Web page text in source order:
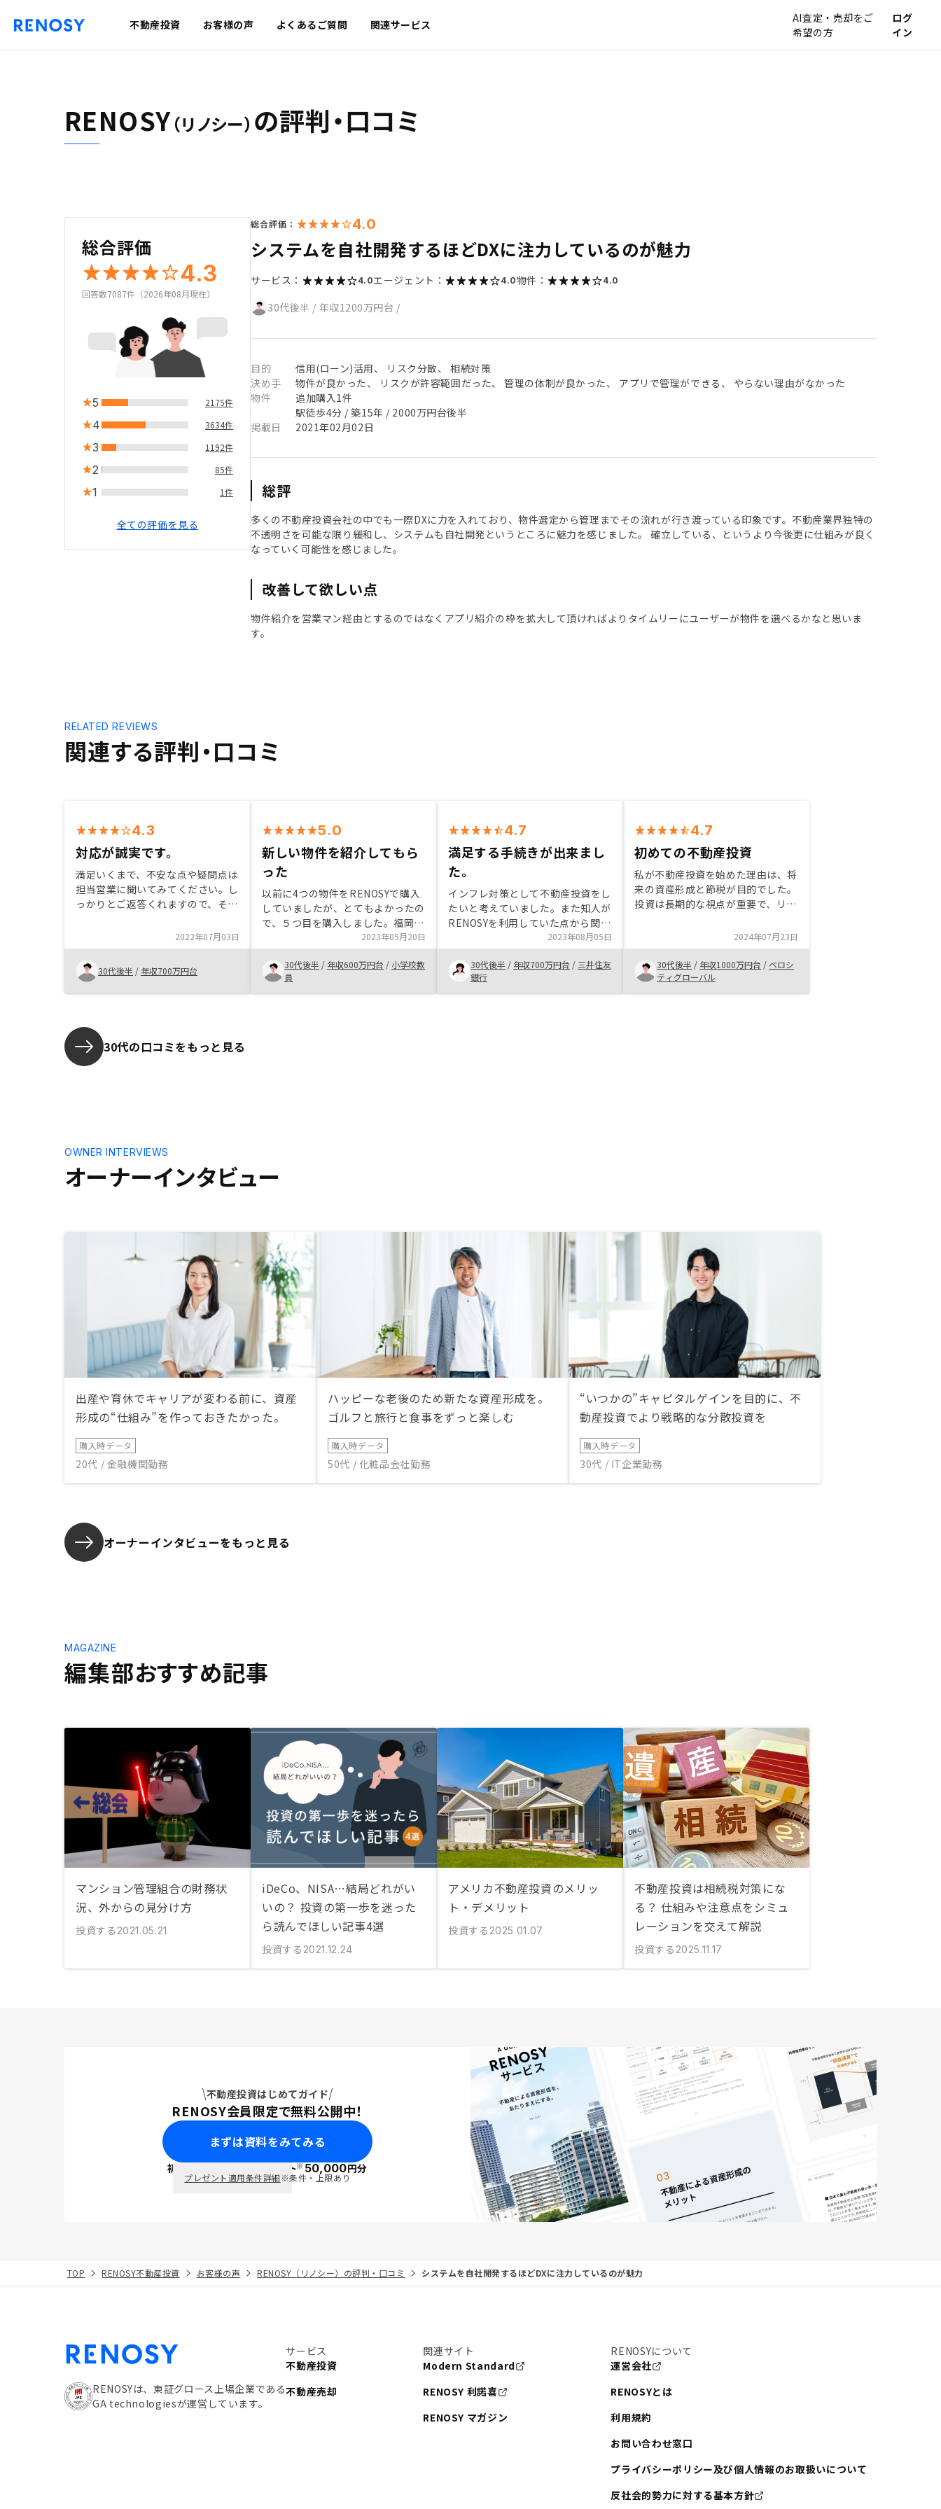
不動産投資 お客様の声 よくあるご質問 関連サービス
AI査定・売却をご
希望の方
ログ
イン
RENOSY（リノシー） の評判・口コミ
総合評価
4.3
回答数7087件（2026年08月現在）
5 2175件
4 3634件
3 1192件
2 85件
1 1件
全ての評価を見る
総合評価： 4.0
システムを自社開発するほどDXに注力しているのが魅力
サービス： 4.0エージェント： 4.0物件： 4.0
30代後半 / 年収1200万円台 /
目的
信用(ローン)活用、 リスク分散、 相続対策
決め手
物件が良かった、 リスクが許容範囲だった、 管理の体制が良かった、 アプリで管理ができる、 やらない理由がなかった
物件
追加購入1件
駅徒歩4分 / 築15年 / 2000万円台後半
掲載日
2021年02月02日
総評
多くの不動産投資会社の中でも一際DXに力を入れており、物件選定から管理までその流れが行き渡っている印象です。不動産業界独特の
不透明さを可能な限り緩和し、システムも自社開発というところに魅力を感じました。 確立している、というより今後更に仕組みが良く
なっていく可能性を感じました。
改善して欲しい点
物件紹介を営業マン経由とするのではなくアプリ紹介の枠を拡大して頂ければよりタイムリーにユーザーが物件を選べるかなと思いま
す。
関連する評判・口コミ
RELATED REVIEWS
4.3
対応が誠実です。
満足いくまで、不安な点や疑問点は
担当営業に聞いてみてください。し
っかりとご返答くれますので、それ
いと言うことで自分の理解が深まり
ます。何となく、そうなんですねと
返答しがちですが、それってどうい
うことなんですか？とどんどん掘り
下げてみてください。リノシーの営
し悪しのポイントをしっかり教えて
ほしい。
2022年07月03日
30代後半 / 年収700万円台
5.0
新しい物件を紹介してもら
った
以前に4つの物件をRENOSYで購入
していましたが、とてもよかったの
で、５つ目を購入しました。福岡，
東京は持っていたので、今度は、大
阪にいい物件があったので、購入し
ました。ちょうどボーナスも入り、
購入しようか検討していたときに、
担当の方からご提案をいただいたの
2023年05月20日
30代後半 / 年収600万円台 / 小学校教
員
4.7
満足する手続きが出来まし
た。
インフレ対策として不動産投資をし
たいと考えていました。また知人が
RENOSYを利用していた点から関心
を持ち、面談をさせて頂きました。
ご担当者の対応や、アプリを使った
スムーズな事務手続き、紹介して頂
ける物件の豊富さからもRENOSYで
購入して満足しています。メールア
2023年08月05日
30代後半 / 年収700万円台 / 三井住友
銀行
4.7
初めての不動産投資
私が不動産投資を始めた理由は、将
来の資産形成と節税が目的でした。
投資は長期的な視点が重要で、リス
いていくことが大切だと考えまし
た。 RENOSYでの購入を決めた理
由は、以下の点が魅力的だったから
です。 物件の質が高く、入居者ニ
ーズにマッチした改修がなされてい
2024年07月23日
30代後半 / 年収1000万円台 / ベロシ
ティグローバル
30代の口コミをもっと見る
オーナーインタビュー
OWNER INTERVIEWS
出産や育休でキャリアが変わる前に、資産
形成の“仕組み”を作っておきたかった。
購入時データ
20代 / 金融機関勤務
ハッピーな老後のため新たな資産形成を。
ゴルフと旅行と食事をずっと楽しむ
購入時データ
50代 / 化粧品会社勤務
“いつかの”キャピタルゲインを目的に、不
動産投資でより戦略的な分散投資を
購入時データ
30代 / IT企業勤務
オーナーインタビューをもっと見る
編集部おすすめ記事
MAGAZINE
マンション管理組合の財務状
況、外からの見分け方
投資する 2021.05.21
iDeCo、NISA…結局どれがい
いの？ 投資の第一歩を迷った
ら読んでほしい記事4選
投資する 2021.12.24
アメリカ不動産投資のメリッ
ト・デメリット
投資する 2025.01.07
不動産投資は相続税対策にな
る？ 仕組みや注意点をシミュ
レーションを交えて解説
投資する 2025.11.17
不動産投資はじめてガイド
RENOSY会員限定で無料公開中！
まずは資料をみてみる
初回面談で ポイント※50,000円分
プレゼント適用条件詳細※条件・上限あり
TOP RENOSY不動産投資 お客様の声 RENOSY（リノシー）の評判・口コミ システムを自社開発するほどDXに注力しているのが魅力
RENOSYは、東証グロース上場企業である
GA technologiesが運営しています。
サービス
不動産投資
不動産売却
関連サイト
Modern Standard
RENOSY 利諾喜
RENOSY マガジン
RENOSYについて
運営会社
RENOSYとは
利用規約
お問い合わせ窓口
プライバシーポリシー及び個人情報のお取扱いについて
反社会的勢力に対する基本方針